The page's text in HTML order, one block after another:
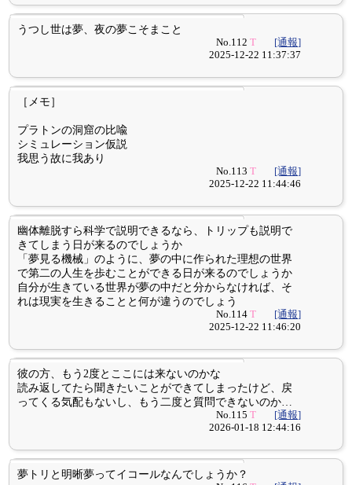
うつし世は夢、夜の夢こそまこと
No.112T
[通報]
2025-12-22 11:37:37
［メモ］
プラトンの洞窟の比喩
シミュレーション仮説
我思う故に我あり
No.113T
[通報]
2025-12-22 11:44:46
幽体離脱すら科学で説明できるなら、トリップも説明で
きてしまう日が来るのでしょうか
「夢見る機械」のように、夢の中に作られた理想の世界
で第二の人生を歩むことができる日が来るのでしょうか
自分が生きている世界が夢の中だと分からなければ、そ
れは現実を生きることと何が違うのでしょう
No.114T
[通報]
2025-12-22 11:46:20
彼の方、もう2度とここには来ないのかな
読み返してたら聞きたいことができてしまったけど、戻
ってくる気配もないし、もう二度と質問できないのか…
No.115T
[通報]
2026-01-18 12:44:16
夢トリと明晰夢ってイコールなんでしょうか？